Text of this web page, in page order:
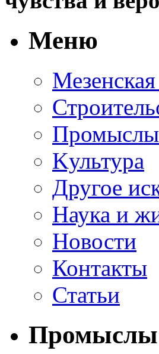
Меню
Промыслы
Kультура
Другое
Наука и
Новости
Контакты
Статьи
Промыслы